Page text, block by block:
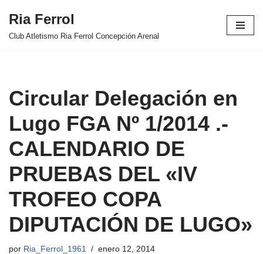
Saltar
Ria Ferrol
Club Atletismo Ria Ferrol Concepción Arenal
Circular Delegación en
Lugo FGA Nº 1/2014 .-
CALENDARIO DE
PRUEBAS DEL «IV
TROFEO COPA
DIPUTACIÓN DE LUGO»
por Ria_Ferrol_1961 enero 12, 2014